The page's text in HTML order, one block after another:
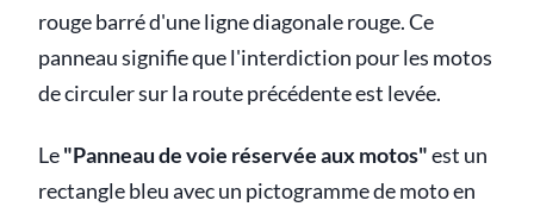
rouge barré d'une ligne diagonale rouge. Ce
panneau signifie que l'interdiction pour les motos
de circuler sur la route précédente est levée.
Le"Panneau de voie réservée aux motos"est un
rectangle bleu avec un pictogramme de moto en